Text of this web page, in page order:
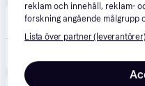
Kids-World 3.5
Fri frakt 1-3 dagar
reklam och innehåll, reklam-
forskning angående målgrupp
Lista över partner (leverantörer)